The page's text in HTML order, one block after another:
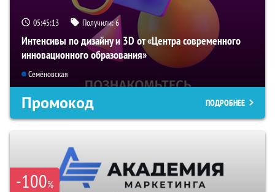
05:45:12 Получили:6
Интенсивы по дизайну и 3D от «Центра современного
инновационного образования»
Семёновская
Промокод ПОДРОБНЕЕ
-100%